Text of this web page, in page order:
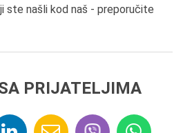
ste našli kod naš - preporučite
PRIJATELJIMA